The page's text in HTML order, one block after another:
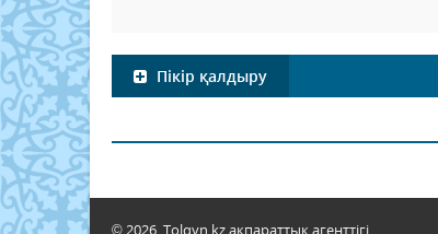
Пікір қалдыру
© 2026. Tolqyn.kz ақпараттық агенттігі.